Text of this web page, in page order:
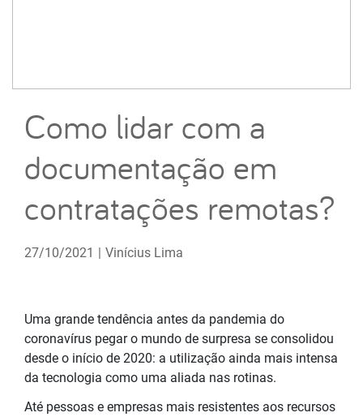
Como lidar com a
documentação em
contratações remotas?
27/10/2021 | Vinícius Lima
Uma grande tendência antes da pandemia do
coronavírus pegar o mundo de surpresa se consolidou
desde o início de 2020: a utilização ainda mais intensa
da tecnologia como uma aliada nas rotinas.
Até pessoas e empresas mais resistentes aos recursos